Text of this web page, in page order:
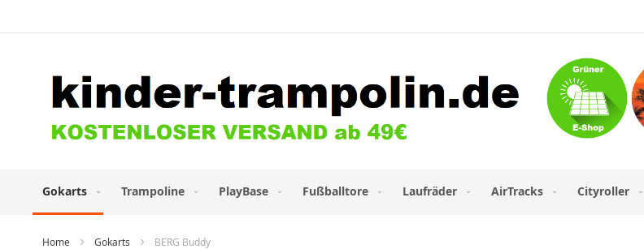
Gokarts Trampoline PlayBase Fußballtore Laufräder AirTracks Cityroller
Home Gokarts BERG Buddy